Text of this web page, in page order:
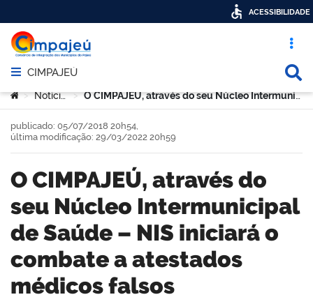
Acesso
Abrir menu principal de navegação
CIMPAJEÚ
Você está aqui:
> Notícias > O CIMPAJEÚ, através do seu Núcleo Intermunicipal de Saúde – NIS iniciará o combate a atestados médicos falsos
O CIMPAJEÚ, através do
seu Núcleo Intermunicipal
de Saúde – NIS iniciará o
combate a atestados
médicos falsos
publicado: 05/07/2018 20h54,
última modificação: 29/03/2022 20h59
ACESSIBILIDADE